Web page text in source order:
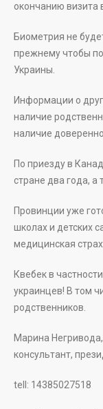
окончанию визита
Биометрия не
прежнему чтобы
Украины.
Информации о
наличие
наличие
По приезду в
стране два года, а
Провинции уже
школах и детских
медицинская
Квебек в
украинцев! В том
родственников.
Марина
консультант,
tell: 14385027518